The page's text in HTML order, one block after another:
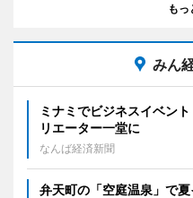
もっ
みん
ミナミでビジネスイベン
リエーター一堂に
なんば経済新聞
弁天町の「空庭温泉」で